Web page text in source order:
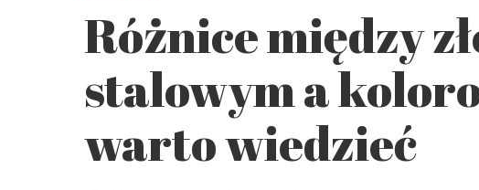
Różnice między
stalowym a
warto wiedzieć